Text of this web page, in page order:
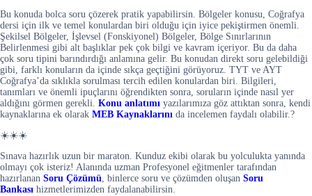
Bu konuda bolca soru çözerek pratik yapabilirsin. Bölgeler konusu, Coğrafya
dersi için ilk ve temel konulardan biri olduğu için iyice pekiştirmen önemli.
Şekilsel Bölgeler, İşlevsel (Fonskiyonel) Bölgeler, Bölge Sınırlarının
Belirlenmesi gibi alt başlıklar pek çok bilgi ve kavram içeriyor. Bu da daha
çok soru tipini barındırdığı anlamına gelir. Bu konudan direkt soru gelebildiği
gibi, farklı konuların da içinde sıkça geçtiğini görüyoruz. TYT ve AYT
Coğrafya’da sıklıkla sorulması tercih edilen konulardan biri. Bilgileri,
tanımları ve önemli ipuçlarını öğrendikten sonra, soruların içinde nasıl yer
aldığını görmen gerekli. Konu anlatımı yazılarımıza göz attıktan sonra, kendi
kaynaklarına ek olarak MEB Kaynaklarını da incelemen faydalı olabilir.?
☀️☀️☀️
Sınava hazırlık uzun bir maraton. Kunduz ekibi olarak bu yolculukta yanında
olmayı çok isteriz! Alanında uzman Profesyonel eğitmenler tarafından
hazırlanan Soru Çözümü, binlerce soru ve çözümden oluşan Soru
Bankası hizmetlerimizden faydalanabilirsin.